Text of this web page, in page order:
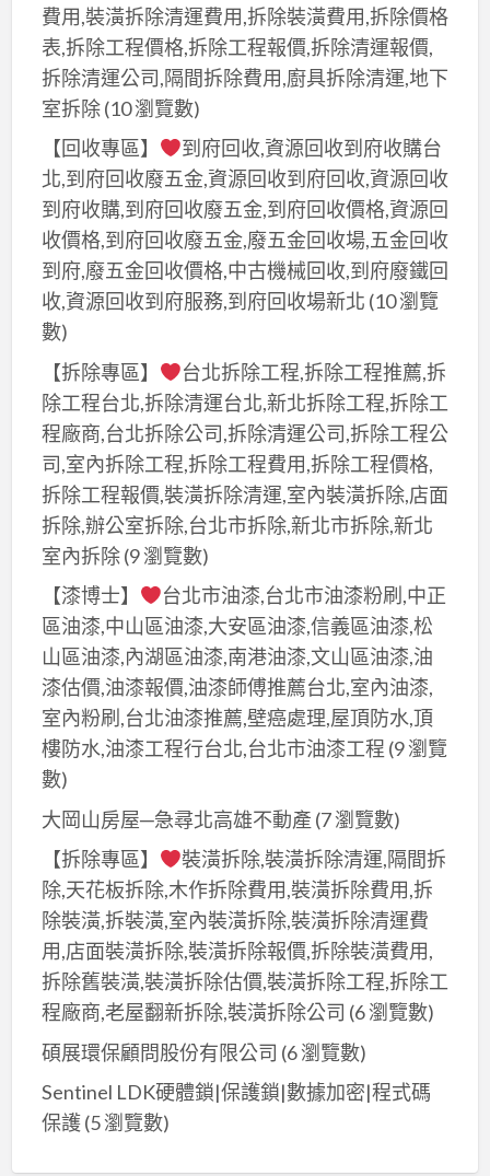
費用,裝潢拆除清運費用,拆除裝潢費用,拆除價格
表,拆除工程價格,拆除工程報價,拆除清運報價,
拆除清運公司,隔間拆除費用,廚具拆除清運,地下
室拆除(10 瀏覽數)
【回收專區】
到府回收,資源回收到府收購台
北,到府回收廢五金,資源回收到府回收,資源回收
到府收購,到府回收廢五金,到府回收價格,資源回
收價格,到府回收廢五金,廢五金回收場,五金回收
到府,廢五金回收價格,中古機械回收,到府廢鐵回
收,資源回收到府服務,到府回收場新北 (10 瀏覽
數)
【拆除專區】
台北拆除工程,拆除工程推薦,拆
除工程台北,拆除清運台北,新北拆除工程,拆除工
程廠商,台北拆除公司,拆除清運公司,拆除工程公
司,室內拆除工程,拆除工程費用,拆除工程價格,
拆除工程報價,裝潢拆除清運,室內裝潢拆除,店面
拆除,辦公室拆除,台北市拆除,新北市拆除,新北
室內拆除(9 瀏覽數)
【漆博士】
台北市油漆,台北市油漆粉刷,中正
區油漆,中山區油漆,大安區油漆,信義區油漆,松
山區油漆,內湖區油漆,南港油漆,文山區油漆,油
漆估價,油漆報價,油漆師傅推薦台北,室內油漆,
室內粉刷,台北油漆推薦,壁癌處理,屋頂防水,頂
樓防水,油漆工程行台北,台北市油漆工程 (9 瀏覽
數)
大岡山房屋─急尋北高雄不動產 (7 瀏覽數)
【拆除專區】
裝潢拆除,裝潢拆除清運,隔間拆
除,天花板拆除,木作拆除費用,裝潢拆除費用,拆
除裝潢,拆裝潢,室內裝潢拆除,裝潢拆除清運費
用,店面裝潢拆除,裝潢拆除報價,拆除裝潢費用,
拆除舊裝潢,裝潢拆除估價,裝潢拆除工程,拆除工
程廠商,老屋翻新拆除,裝潢拆除公司 (6 瀏覽數)
碩展環保顧問股份有限公司 (6 瀏覽數)
Sentinel LDK硬體鎖|保護鎖|數據加密|程式碼
保護(5 瀏覽數)